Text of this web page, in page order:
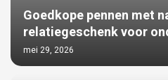
Goedkope pennen met
relatiegeschenk voor
mei 29, 2026